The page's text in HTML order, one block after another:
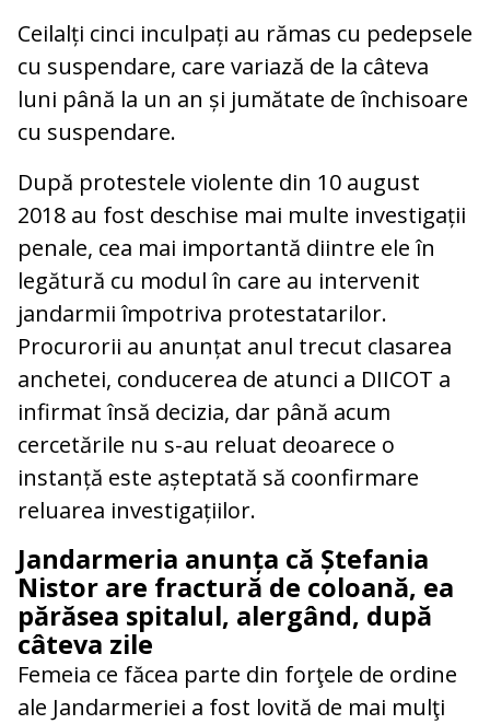
Ceilalți cinci inculpați au rămas cu pedepsele
cu suspendare, care variază de la câteva
luni până la un an și jumătate de închisoare
cu suspendare.
După protestele violente din 10 august
2018 au fost deschise mai multe investigații
penale, cea mai importantă diintre ele în
legătură cu modul în care au intervenit
jandarmii împotriva protestatarilor.
Procurorii au anunțat anul trecut clasarea
anchetei, conducerea de atunci a DIICOT a
infirmat însă decizia, dar până acum
cercetările nu s-au reluat deoarece o
instanță este așteptată să coonfirmare
reluarea investigațiilor.
Jandarmeria anunța că Ștefania
Nistor are fractură de coloană, ea
părăsea spitalul, alergând, după
câteva zile
Femeia ce făcea parte din forţele de ordine
ale Jandarmeriei a fost lovită de mai mulţi